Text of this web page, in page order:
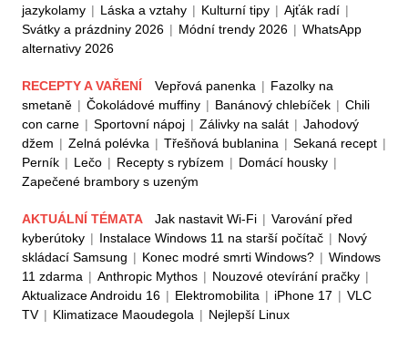
jazykolamy | Láska a vztahy | Kulturní tipy | Ajťák radí |
Svátky a prázdniny 2026 | Módní trendy 2026 | WhatsApp
alternativy 2026
RECEPTY A VAŘENÍ Vepřová panenka | Fazolky na
smetaně | Čokoládové muffiny | Banánový chlebíček | Chili
con carne | Sportovní nápoj | Zálivky na salát | Jahodový
džem | Zelná polévka | Třešňová bublanina | Sekaná recept |
Perník | Lečo | Recepty s rybízem | Domácí housky |
Zapečené brambory s uzeným
AKTUÁLNÍ TÉMATA Jak nastavit Wi-Fi | Varování před
kyberútoky | Instalace Windows 11 na starší počítač | Nový
skládací Samsung | Konec modré smrti Windows? | Windows
11 zdarma | Anthropic Mythos | Nouzové otevírání pračky |
Aktualizace Androidu 16 | Elektromobilita | iPhone 17 | VLC
TV | Klimatizace Maoudegola | Nejlepší Linux